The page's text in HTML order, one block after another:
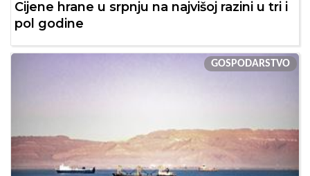
Cijene hrane u srpnju na najvišoj razini u tri i
pol godine
GOSPODARSTVO